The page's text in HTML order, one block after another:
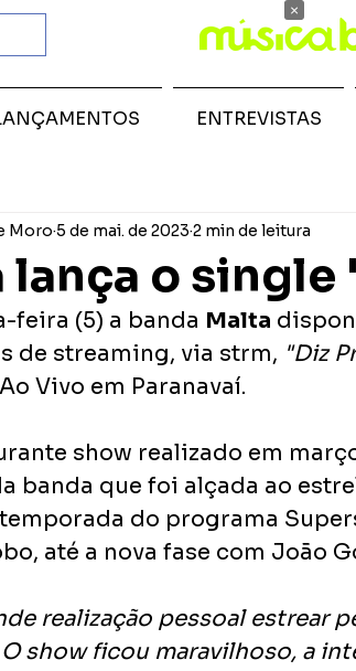
lança o single
Moro 5 de mai. de 2023 2 min de leitura
feira (5) a banda Malta
de streaming, via strm, "Diz
Vivo em Paranavaí.
show realizado em
banda que foi alçada ao
do programa
até a nova fase com João
realização pessoal estrear
show ficou maravilhoso, a
ENTREVISTAS
×